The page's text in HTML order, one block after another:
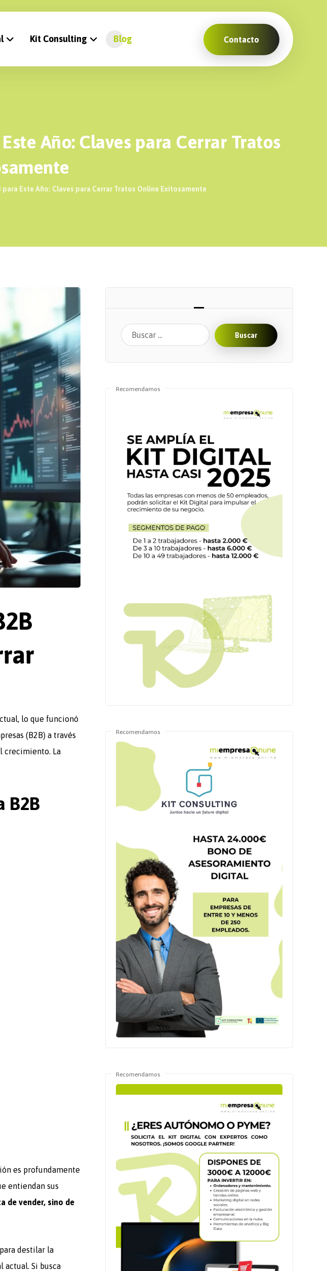
Kit Consulting Blog Contacto
Año: Claves para Cerrar Tratos
para Este Año: Claves para Cerrar Tratos Online Exitosamente
lo que funcionó
(B2B) a través
crecimiento. La
B2B
es profundamente
entiendan sus
de vender, sino de
destilar la
actual. Si busca
Buscar
Recomendamos
Recomendamos
Recomendamos